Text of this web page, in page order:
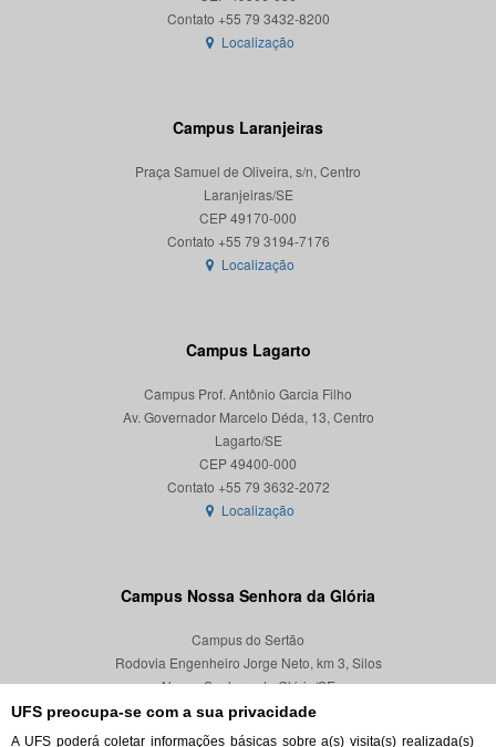
UFS preocupa-se com a sua privacidade
A UFS poderá coletar informações básicas sobre a(s) visita(s) realizada(s)
Localização
Campus Laranjeiras
Praça Samuel de Oliveira, s/n, Centro
Laranjeiras/SE
CEP 49170-000
Localização
Campus Lagarto
Campus Prof. Antônio Garcia Filho
Av. Governador Marcelo Déda, 13, Centro
Lagarto/SE
CEP 49400-000
Localização
Campus Nossa Senhora da Glória
Campus do Sertão
Rodovia Engenheiro Jorge Neto, km 3, Silos
Nossa Senhora da Glória/SE
CEP 49680-000